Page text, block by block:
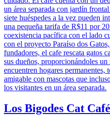
un área separada con jardín
siete huéspedes a la vez pueden
una pequeña tarifa de R$11 por
coexistencia pacífica con el lado
con el proyecto Paraíso dos
fundadores, el cafe rescata gatos
sus dueños, proporcionándoles
encuentren hogares
amigable con mascotas que
los visitantes en un área separada.
Los Bigodes Cat Café